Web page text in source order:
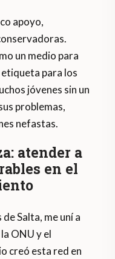
apoyo,
un medio para
para los
jóvenes sin un
problemas,
nefastas.
atender a
en el
Salta, me uní a
ONU y el
creó esta red en